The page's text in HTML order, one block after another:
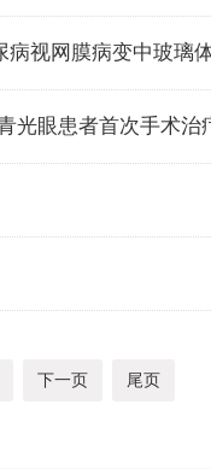
下一页 尾页